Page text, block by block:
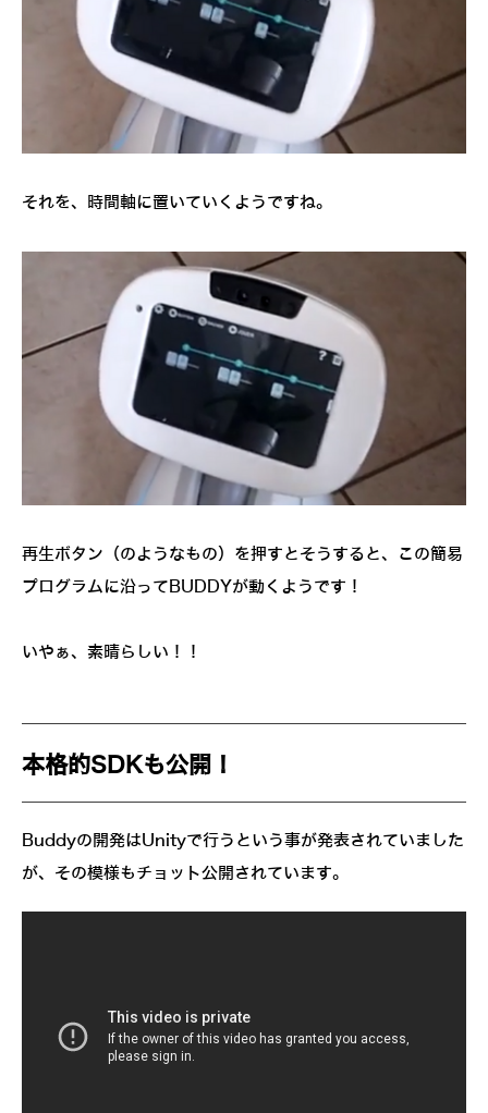
それを、時間軸に置いていくようですね。
再生ボタン（のようなもの）を押すとそうすると、この簡易
プログラムに沿ってBUDDYが動くようです！
いやぁ、素晴らしい！！
本格的SDKも公開！
Buddyの開発はUnityで行うという事が発表されていました
が、その模様もチョット公開されています。